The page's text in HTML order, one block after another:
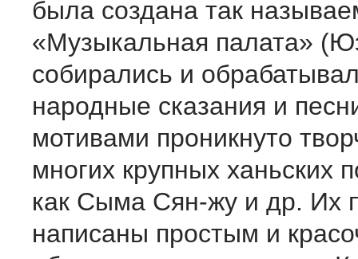
была создана так
«Музыкальная палата»
собирались и
народные сказания и
мотивами проникнуто
многих крупных ханьских
как Сыма Сян-жу и др. Их
написаны простым и